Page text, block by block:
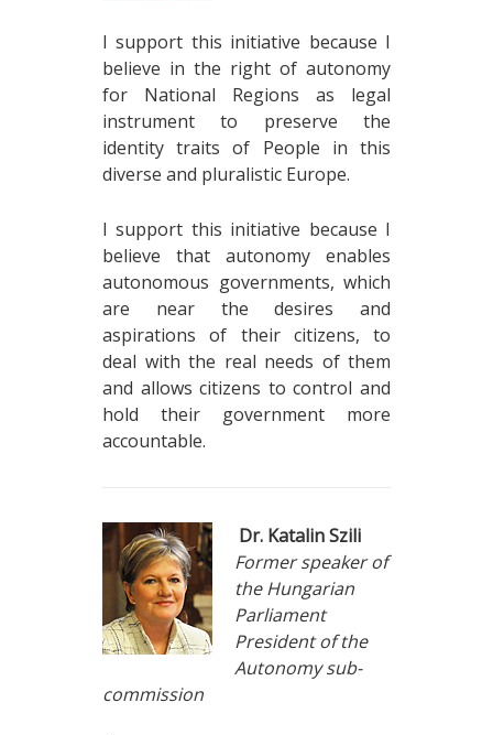
I support this initiative because I
believe in the right of autonomy
for National Regions as legal
instrument to preserve the
identity traits of People in this
diverse and pluralistic Europe.
I support this initiative because I
believe that autonomy enables
autonomous governments, which
are near the desires and
aspirations of their citizens, to
deal with the real needs of them
and allows citizens to control and
hold their government more
accountable.
Dr. Katalin Szili
Former speaker of
the Hungarian
Parliament
President of the
Autonomy sub-
commission